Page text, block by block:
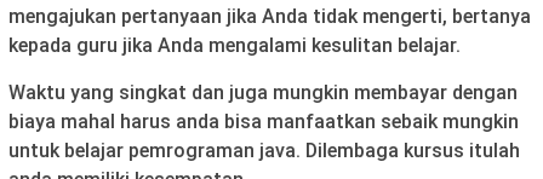
mengajukan pertanyaan jika Anda tidak mengerti, bertanya
kepada guru jika Anda mengalami kesulitan belajar.
Waktu yang singkat dan juga mungkin membayar dengan
biaya mahal harus anda bisa manfaatkan sebaik mungkin
untuk belajar pemrograman java. Dilembaga kursus itulah